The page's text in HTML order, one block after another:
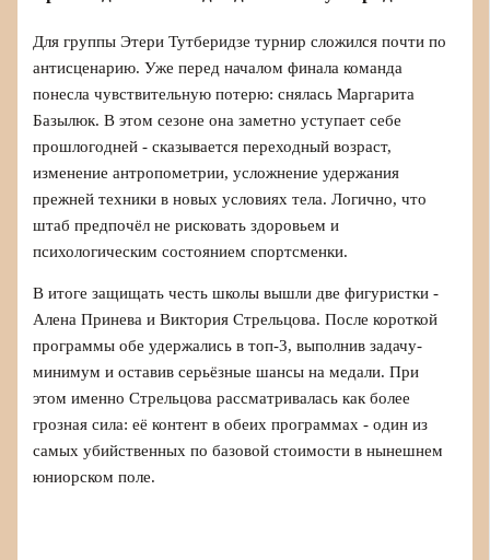
Для группы Этери Тутберидзе турнир сложился почти по
антисценарию. Уже перед началом финала команда
понесла чувствительную потерю: снялась Маргарита
Базылюк. В этом сезоне она заметно уступает себе
прошлогодней - сказывается переходный возраст,
изменение антропометрии, усложнение удержания
прежней техники в новых условиях тела. Логично, что
штаб предпочёл не рисковать здоровьем и
психологическим состоянием спортсменки.
В итоге защищать честь школы вышли две фигуристки -
Алена Принева и Виктория Стрельцова. После короткой
программы обе удержались в топ-3, выполнив задачу-
минимум и оставив серьёзные шансы на медали. При
этом именно Стрельцова рассматривалась как более
грозная сила: её контент в обеих программах - один из
самых убийственных по базовой стоимости в нынешнем
юниорском поле.